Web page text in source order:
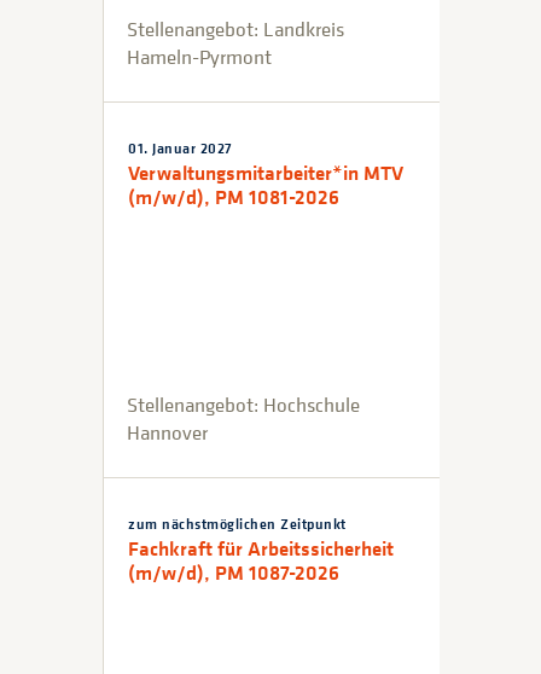
Stellenangebot: Landkreis
Hameln-Pyrmont
01. Januar 2027
Verwaltungsmitarbeiter*in MTV
(m/w/d), PM 1081-2026
Stellenangebot: Hochschule
Hannover
zum nächstmöglichen Zeitpunkt
Fachkraft für Arbeitssicherheit
(m/w/d), PM 1087-2026